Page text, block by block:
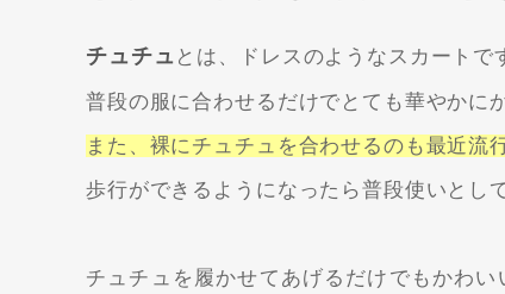
チュチュ とは、ドレスのようなスカートで
普段の服に合わせるだけでとても華やかに
また、裸にチュチュを合わせるのも最近流
歩行ができるようになったら普段使いとし
チュチュを履かせてあげるだけでもかわ